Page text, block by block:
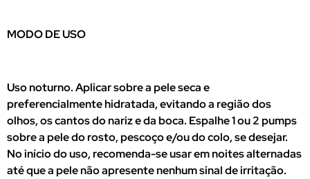
MODO DE USO
Uso noturno. Aplicar sobre a pele seca e
preferencialmente hidratada, evitando a região dos
olhos, os cantos do nariz e da boca. Espalhe 1 ou 2 pumps
sobre a pele do rosto, pescoço e/ou do colo, se desejar.
No início do uso, recomenda-se usar em noites alternadas
até que a pele não apresente nenhum sinal de irritação.